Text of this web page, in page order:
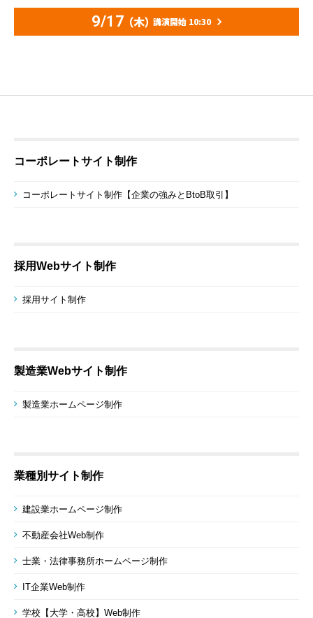
9/17 （木） 講演開始 10:30
コーポレートサイト制作
コーポレートサイト制作【企業の強みとBtoB取引】
採用Webサイト制作
採用サイト制作
製造業Webサイト制作
製造業ホームページ制作
業種別サイト制作
建設業ホームページ制作
不動産会社Web制作
士業・法律事務所ホームページ制作
IT企業Web制作
学校【大学・高校】Web制作